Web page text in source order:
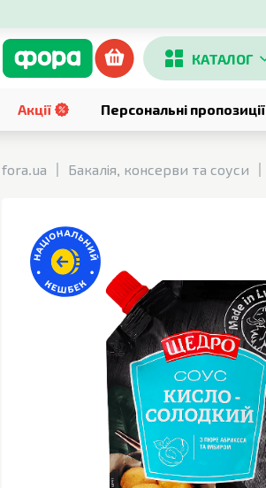
КАТАЛОГ
Акції Персональні пропозиції
fora.ua
Бакалія, консерви та соуси